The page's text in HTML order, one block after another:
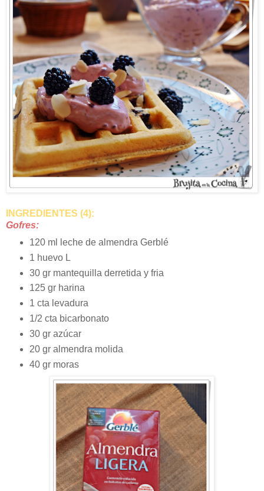
INGREDIENTES (4):
Gofres:
120 ml leche de almendra Gerblé
1 huevo L
30 gr mantequilla derretida y fria
125 gr harina
1 cta levadura
1/2 cta bicarbonato
30 gr azúcar
20 gr almendra molida
40 gr moras